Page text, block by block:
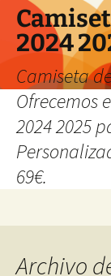
2024
Camiseta
Ofrecemos
2024 2025
69€.
Archivo